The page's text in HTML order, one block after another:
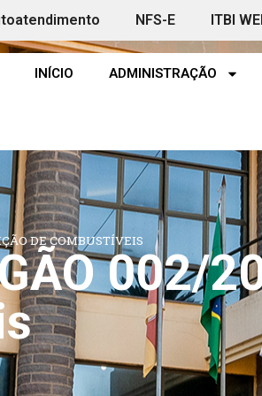
NFS-E ITBI
INÍCIO ADMINISTRAÇÃO
DE COMBUSTÍVEIS
002/